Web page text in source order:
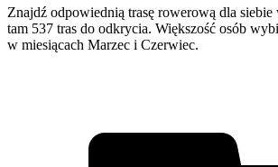
Znajdź odpowiednią trasę rowerową dla siebie
tam 537 tras do odkrycia. Większość osób
w miesiącach Marzec i Czerwiec.